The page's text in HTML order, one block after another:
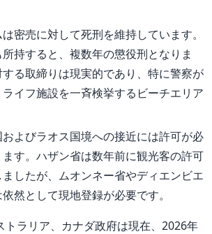
は密売に対して死刑を維持しています。
持すると、複数年の懲役刑となりま
る取締りは現実的であり、特に警察が
イフ施設を一斉検挙するビーチエリア
およびラオス国境への接近には許可が必
す。ハザン省は数年前に観光客の許可
したが、ムオンネー省やディエンビエ
然として現地登録が必要です。
トラリア、カナダ政府は現在、2026年